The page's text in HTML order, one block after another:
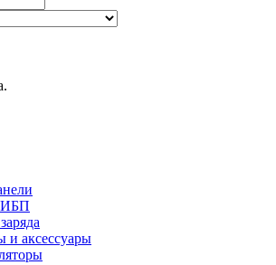
ИБП
и аксессуары